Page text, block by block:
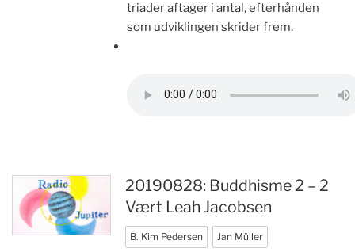
triader aftager i antal, efterhånden
som udviklingen skrider frem.
20190828: Buddhisme 2 – 2
Vært Leah Jacobsen
B. Kim Pedersen Jan Müller